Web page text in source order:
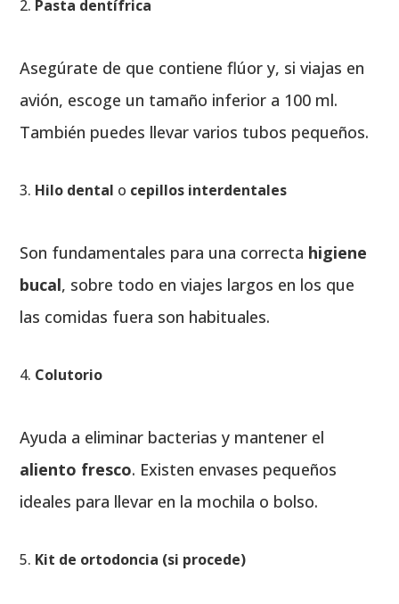
Pasta dentífrica
Asegúrate de que contiene flúor y, si viajas en
avión, escoge un tamaño inferior a 100 ml.
También puedes llevar varios tubos pequeños.
Hilo dental o cepillos interdentales
Son fundamentales para una correcta higiene
bucal, sobre todo en viajes largos en los que
las comidas fuera son habituales.
Colutorio
Ayuda a eliminar bacterias y mantener el
aliento fresco. Existen envases pequeños
ideales para llevar en la mochila o bolso.
Kit de ortodoncia (si procede)